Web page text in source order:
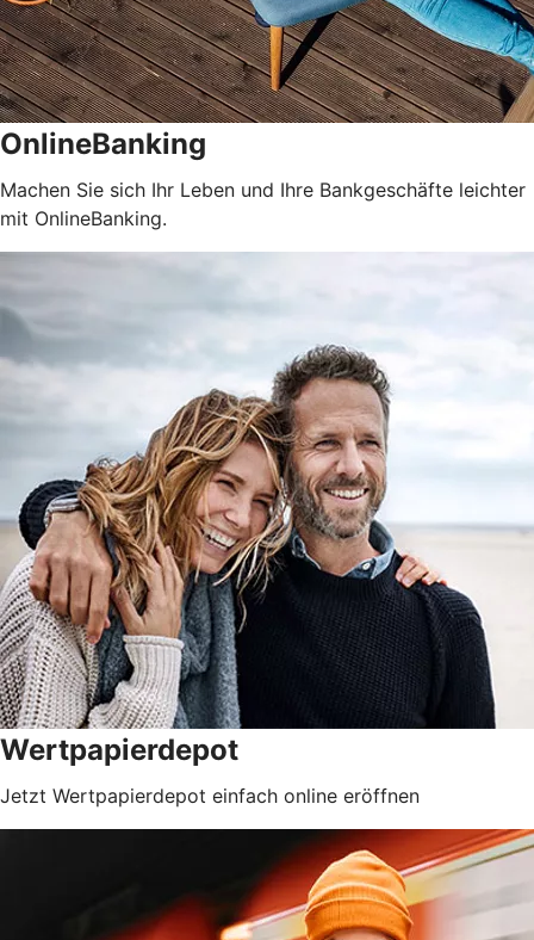
OnlineBanking
Machen Sie sich Ihr Leben und Ihre Bankgeschäfte leichter
mit OnlineBanking.
Wertpapierdepot
Jetzt Wertpapierdepot einfach online eröffnen